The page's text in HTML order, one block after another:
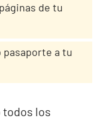
de tu
a tu
todos los